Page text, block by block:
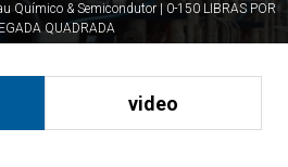
Químico & Semicondutor | 0-150 LIBRAS POR
QUADRADA
video